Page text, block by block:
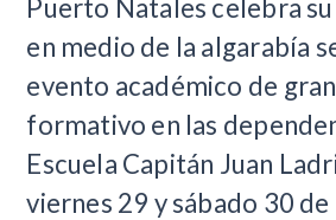
Puerto Natales celebra
en medio de la algarabía
evento académico de
formativo en las
Escuela Capitán Juan
viernes 29 y sábado 30 de